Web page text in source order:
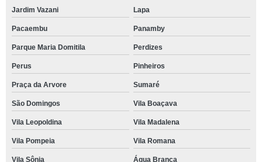
Jardim Vazani Lapa
Pacaembu Panamby
Parque Maria Domitila Perdizes
Perus Pinheiros
Praça da Arvore Sumaré
São Domingos Vila Boaçava
Vila Leopoldina Vila Madalena
Vila Pompeia Vila Romana
Vila Sônia
Água Branca